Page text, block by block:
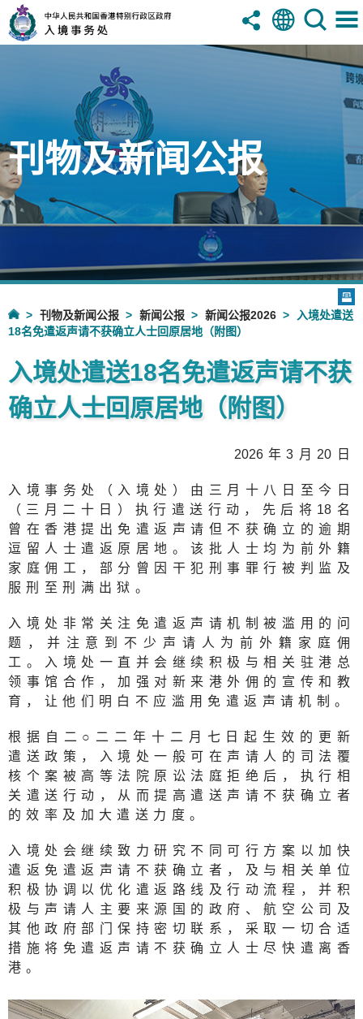
刊物及新闻公报
刊物及新闻公报 新闻公报 新闻公报2026
入境处遣送
18名免遣返声请不获确立人士回原居地（附图）
入境处遣送18名免遣返声请不获
确立人士回原居地（附图）
2026年3月 20日
入境事务处（入境处）由三月十八日至今日
（三月二十日）执行遣送行动，先后将 18名
曾在香港提出免遣返声请但不获确立的逾期
逗留人士遣返原居地。该批人士均为前外籍
家庭佣工，部分曾因干犯刑事罪行被判监及
服刑至刑满出狱。
入境处非常关注免遣返声请机制被滥用的问
题，并注意到不少声请人为前外籍家庭佣
工。入境处一直并会继续积极与相关驻港总
领事馆合作，加强对新来港外佣的宣传和教
育，让他们明白不应滥用免遣返声请机制。
根据自二○二二年十二月七日起生效的更新
遣送政策，入境处一般可在声请人的司法覆
核个案被高等法院原讼法庭拒绝后，执行相
关遣送行动，从而提高遣送声请不获确立者
的效率及加大遣送力度。
入境处会继续致力研究不同可行方案以加快
遣返免遣返声请不获确立者，及与相关单位
积极协调以优化遣返路线及行动流程，并积
极与声请人主要来源国的政府、航空公司及
其他政府部门保持密切联系，采取一切合适
措施将免遣返声请不获确立人士尽快遣离香
港。